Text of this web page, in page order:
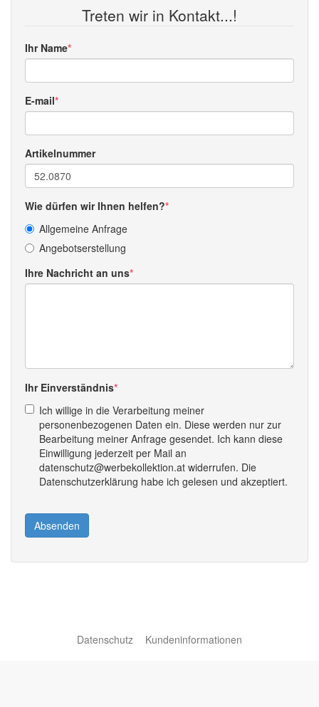
Treten wir in Kontakt...!
Ihr Name
E-mail
Artikelnummer
Wie dürfen wir Ihnen helfen?
Allgemeine Anfrage
Angebotserstellung
Ihre Nachricht an uns
Ihr Einverständnis
Ich willige in die Verarbeitung meiner
personenbezogenen Daten ein. Diese werden nur zur
Bearbeitung meiner Anfrage gesendet. Ich kann diese
Einwilligung jederzeit per Mail an
datenschutz@werbekollektion.at widerrufen. Die
Datenschutzerklärung habe ich gelesen und akzeptiert.
Absenden
Datenschutz Kundeninformationen